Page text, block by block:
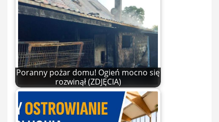
Poranny pożar domu! Ogień mocno się
rozwinął (ZDJĘCIA)